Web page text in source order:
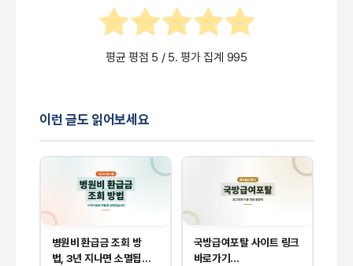
평균 평점 5 / 5. 평가 집계 995
이런 글도 읽어보세요
병원비 환급금 조회 방
법, 3년 지나면 소멸됩니
국방급여포탈 사이트 링크
바로가기